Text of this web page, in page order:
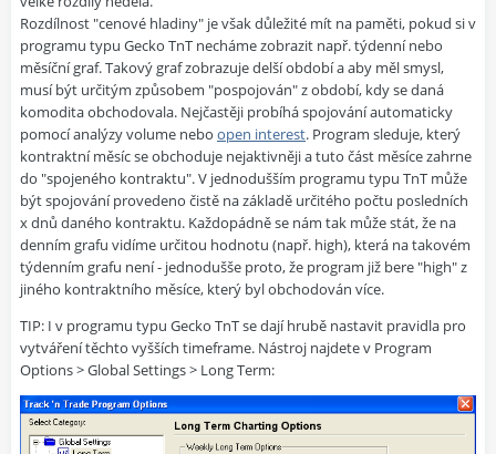
Rozdílnost "cenové hladiny" je však důležité mít na paměti, pokud si v
programu typu Gecko TnT necháme zobrazit např. týdenní nebo
měsíční graf. Takový graf zobrazuje delší období a aby měl smysl,
musí být určitým způsobem "pospojován" z období, kdy se daná
komodita obchodovala. Nejčastěji probíhá spojování automaticky
pomocí analýzy volume nebo open interest. Program sleduje, který
kontraktní měsíc se obchoduje nejaktivněji a tuto část měsíce zahrne
do "spojeného kontraktu". V jednodušším programu typu TnT může
být spojování provedeno čistě na základě určitého počtu posledních
x dnů daného kontraktu. Každopádně se nám tak může stát, že na
denním grafu vidíme určitou hodnotu (např. high), která na takovém
týdenním grafu není - jednodušše proto, že program již bere "high" z
jiného kontraktního měsíce, který byl obchodován více.
TIP: I v programu typu Gecko TnT se dají hrubě nastavit pravidla pro
vytváření těchto vyšších timeframe. Nástroj najdete v Program
Options > Global Settings > Long Term: